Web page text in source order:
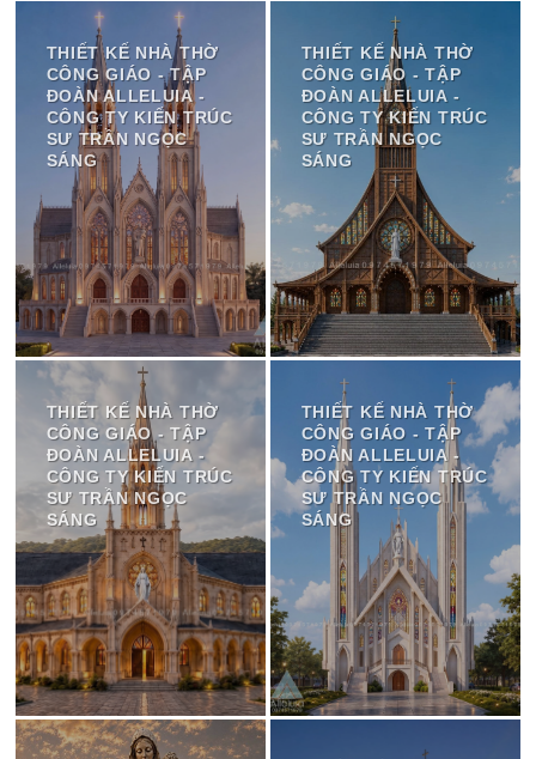
THIẾT KẾ NHÀ THỜ
CÔNG GIÁO - TẬP
ĐOÀN ALLELUIA -
CÔNG TY KIẾN TRÚC
SƯ TRẦN NGỌC
SÁNG
THIẾT KẾ NHÀ THỜ
CÔNG GIÁO - TẬP
ĐOÀN ALLELUIA -
CÔNG TY KIẾN TRÚC
SƯ TRẦN NGỌC
SÁNG
THIẾT KẾ NHÀ THỜ
CÔNG GIÁO - TẬP
ĐOÀN ALLELUIA -
CÔNG TY KIẾN TRÚC
SƯ TRẦN NGỌC
SÁNG
THIẾT KẾ NHÀ THỜ
CÔNG GIÁO - TẬP
ĐOÀN ALLELUIA -
CÔNG TY KIẾN TRÚC
SƯ TRẦN NGỌC
SÁNG